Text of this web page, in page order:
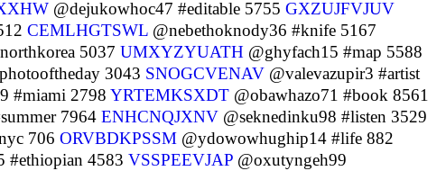
@dejukowhoc47 #editable 5755 GXZUJFVJUV
CEMLHGTSWL @nebethoknody36 #knife 5167
5037 UMXYZYUATH @ghyfach15 #map 5588
3043 SNOGCVENAV @valevazupir3 #artist
#miami 2798 YRTEMKSXDT @obawhazo71 #book 8561
7964 ENHCNQJXNV @seknedinku98 #listen 3529
706 ORVBDKPSSM @ydowowhughip14 #life 882
#ethiopian 4583 VSSPEEVJAP @oxutyngeh99